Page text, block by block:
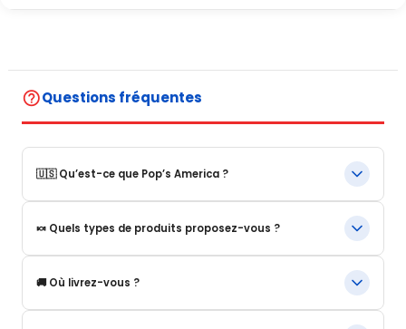
help_outlineQuestions fréquentes
🇺🇸 Qu’est-ce que Pop’s America ?
Pop’s America est une boutique en ligne spécialisée dans les
produits alimentaires et boissons emblématiques des États-
Unis.
Nous proposons une sélection de produits authentiques,
🍬 Quels types de produits proposez-vous ?
Nous proposons notamment :
🚚 Où livrez-vous ?